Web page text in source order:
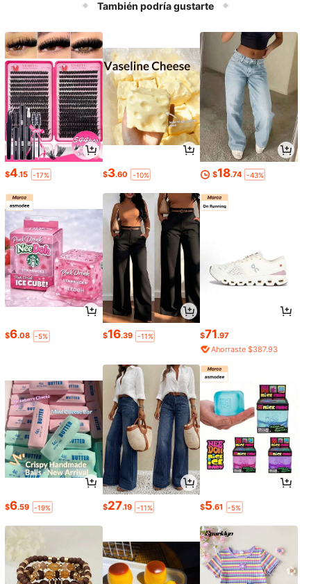
También podría gustarte
$4.15 -17% $3.60 -10% $18.74 -43%
$6.08 -5% $16.39 -11% $71.97
Ahorraste $387.93
$6.59 -19% $27.19 -11% $5.61 -5%